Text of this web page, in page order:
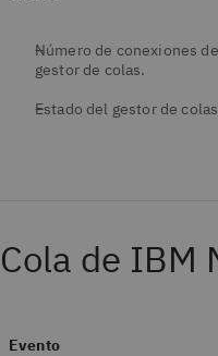
Número de conexiones
gestor de colas.
Estado del gestor de
Cola de IBM
Evento